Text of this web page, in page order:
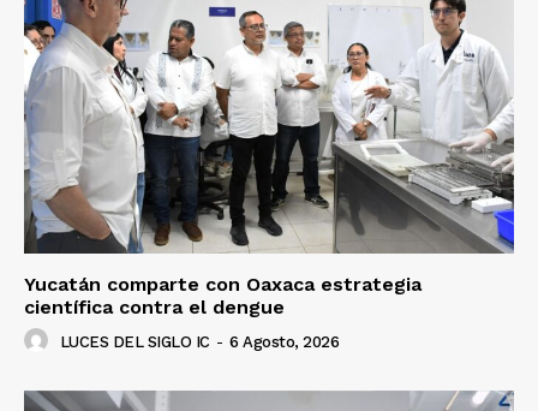
Yucatán comparte con Oaxaca estrategia
científica contra el dengue
LUCES DEL SIGLO IC - 6 Agosto, 2026